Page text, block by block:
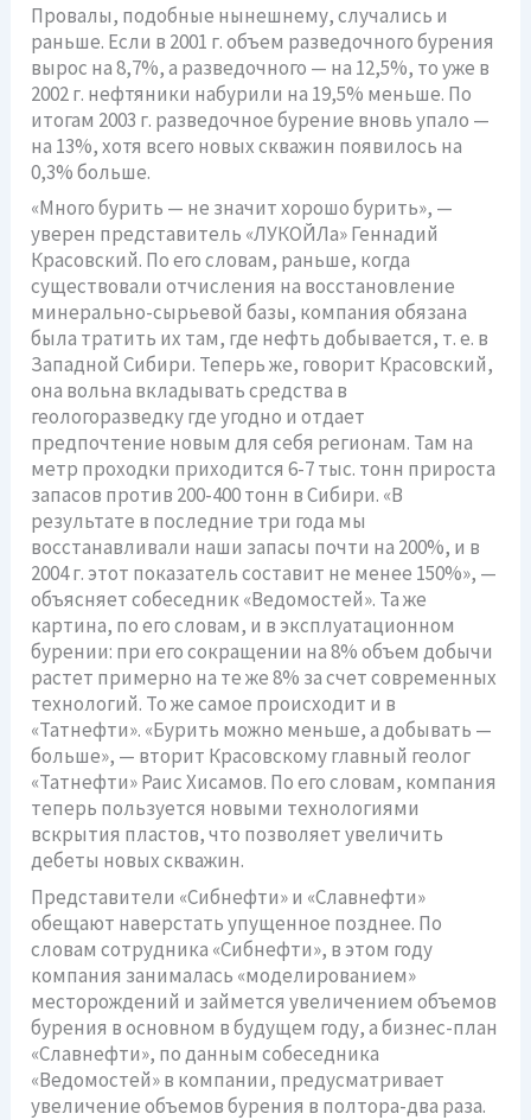
Провалы, подобные нынешнему, случались и
раньше. Если в 2001 г. объем разведочного бурения
вырос на 8,7%, а разведочного — на 12,5%, то уже в
2002 г. нефтяники набурили на 19,5% меньше. По
итогам 2003 г. разведочное бурение вновь упало —
на 13%, хотя всего новых скважин появилось на
0,3% больше.
«Много бурить — не значит хорошо бурить», —
уверен представитель «ЛУКОЙЛа» Геннадий
Красовский. По его словам, раньше, когда
существовали отчисления на восстановление
минерально-сырьевой базы, компания обязана
была тратить их там, где нефть добывается, т. е. в
Западной Сибири. Теперь же, говорит Красовский,
она вольна вкладывать средства в
геологоразведку где угодно и отдает
предпочтение новым для себя регионам. Там на
метр проходки приходится 6-7 тыс. тонн прироста
запасов против 200-400 тонн в Сибири. «В
результате в последние три года мы
восстанавливали наши запасы почти на 200%, и в
2004 г. этот показатель составит не менее 150%», —
объясняет собеседник «Ведомостей». Та же
картина, по его словам, и в эксплуатационном
бурении: при его сокращении на 8% объем добычи
растет примерно на те же 8% за счет современных
технологий. То же самое происходит и в
«Татнефти». «Бурить можно меньше, а добывать —
больше», — вторит Красовскому главный геолог
«Татнефти» Раис Хисамов. По его словам, компания
теперь пользуется новыми технологиями
вскрытия пластов, что позволяет увеличить
дебеты новых скважин.
Представители «Сибнефти» и «Славнефти»
обещают наверстать упущенное позднее. По
словам сотрудника «Сибнефти», в этом году
компания занималась «моделированием»
месторождений и займется увеличением объемов
бурения в основном в будущем году, а бизнес-план
«Славнефти», по данным собеседника
«Ведомостей» в компании, предусматривает
увеличение объемов бурения в полтора-два раза.